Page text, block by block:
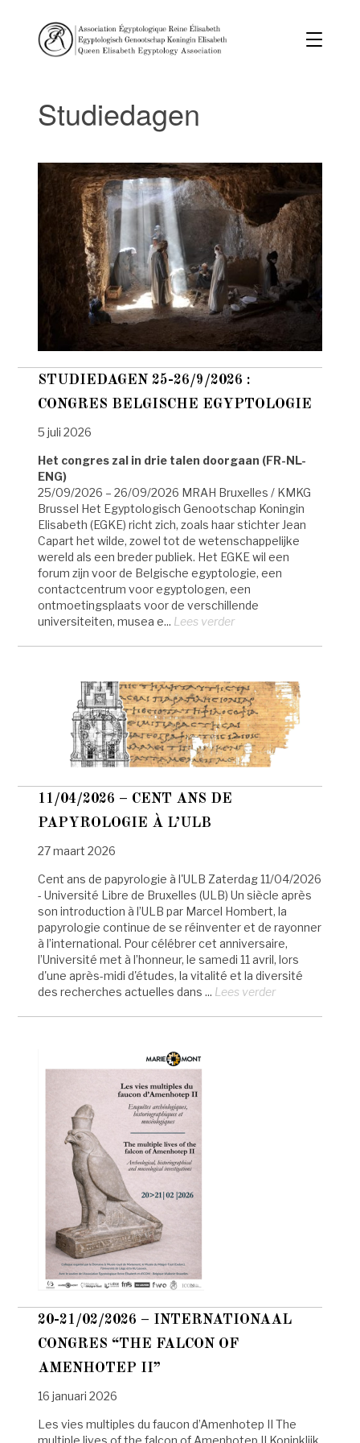
Studiedagen
STUDIEDAGEN 25-26/9/2026 :
CONGRES BELGISCHE EGYPTOLOGIE
5 juli 2026
Het congres zal in drie talen doorgaan (FR-NL-
ENG)
25/09/2026 – 26/09/2026 MRAH Bruxelles / KMKG
Brussel Het Egyptologisch Genootschap Koningin
Elisabeth (EGKE) richt zich, zoals haar stichter Jean
Capart het wilde, zowel tot de wetenschappelijke
wereld als een breder publiek. Het EGKE wil een
forum zijn voor de Belgische egyptologie, een
contactcentrum voor egyptologen, een
ontmoetingsplaats voor de verschillende
universiteiten, musea e... Lees verder
11/04/2026 – CENT ANS DE
PAPYROLOGIE À L’ULB
27 maart 2026
Cent ans de papyrologie à l'ULB Zaterdag 11/04/2026
- Université Libre de Bruxelles (ULB) Un siècle après
son introduction à l’ULB par Marcel Hombert, la
papyrologie continue de se réinventer et de rayonner
à l’international. Pour célébrer cet anniversaire,
l’Université met à l’honneur, le samedi 11 avril, lors
d'une après-midi d'études, la vitalité et la diversité
des recherches actuelles dans ... Lees verder
20-21/02/2026 – INTERNATIONAAL
CONGRES “THE FALCON OF
AMENHOTEP II”
16 januari 2026
Les vies multiples du faucon d’Amenhotep II The